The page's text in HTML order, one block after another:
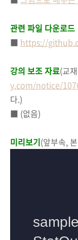
관련 파일 다운로드
■ https://
강의 보조 자료(교
y.com/notice/
다.)
■ (없음)
미리보기(앞부속,